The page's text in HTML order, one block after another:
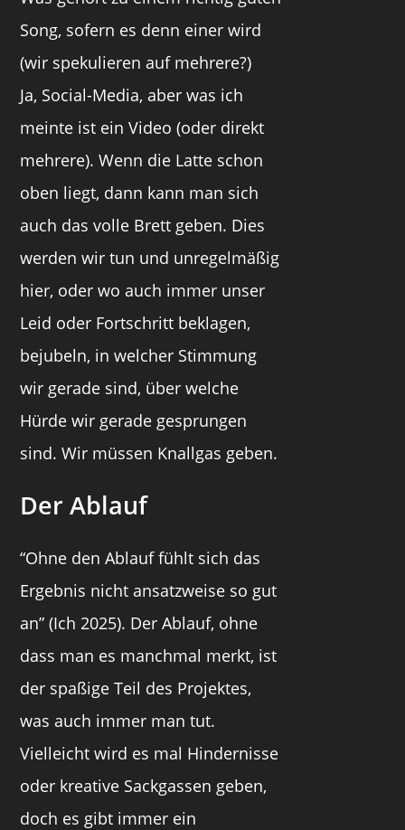
Song, sofern es denn einer wird
(wir spekulieren auf mehrere?)
Ja, Social-Media, aber was ich
meinte ist ein Video (oder direkt
mehrere). Wenn die Latte schon
oben liegt, dann kann man sich
auch das volle Brett geben. Dies
werden wir tun und unregelmäßig
hier, oder wo auch immer unser
Leid oder Fortschritt beklagen,
bejubeln, in welcher Stimmung
wir gerade sind, über welche
Hürde wir gerade gesprungen
sind. Wir müssen Knallgas geben.
Der Ablauf
“Ohne den Ablauf fühlt sich das
Ergebnis nicht ansatzweise so gut
an” (Ich 2025). Der Ablauf, ohne
dass man es manchmal merkt, ist
der spaßige Teil des Projektes,
was auch immer man tut.
Vielleicht wird es mal Hindernisse
oder kreative Sackgassen geben,
doch es gibt immer ein